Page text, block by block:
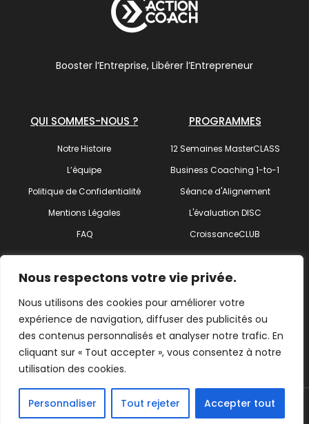
Nous respectons votre vie privée.
Nous utilisons des cookies pour améliorer votre
expérience de navigation, diffuser des publicités ou
des contenus personnalisés et analyser notre trafic. En
cliquant sur « Tout accepter », vous consentez à notre
utilisation des cookies.
Personnaliser Tout rejeter Accepter tout
Booster l’Entreprise, Libérer l’Entrepreneur
QUI SOMMES-NOUS ?
Notre Histoire
L’équipe
Politique de Confidentialité
Mentions Légales
FAQ
PROGRAMMES
12 Semaines MasterCLASS
Business Coaching 1-to-1
Séance d'Alignement
L'évaluation DISC
CroissanceCLUB
SUIVEZ-NOUS !
Trouvez votre coach
© 2026 ActionCOACH Côtes d'Armor – Tous droits Réservés